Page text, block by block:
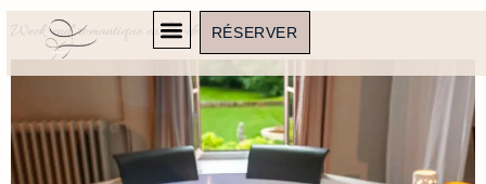
RÉSERVER
Week-end romantique en Île-de-France